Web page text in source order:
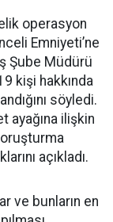
operasyon
Emniyeti’ne
Şube Müdürü
kişi hakkında
söyledi.
ayağına ilişkin
açıkladı.
ve bunların en